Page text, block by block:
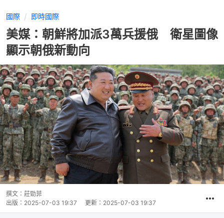
國際 即時國際
美媒：朝鮮將加派3萬兵援俄 衛星圖像
顯示朝俄新動向
撰文： 莊勁菲
出版： 2025-07-03 19:37 更新： 2025-07-03 19:37